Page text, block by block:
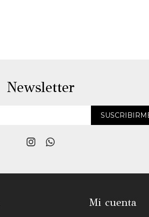
Mi cuenta
Newsletter
 